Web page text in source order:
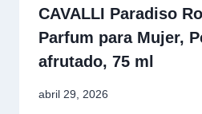
CAVALLI Paradiso
Parfum para Mujer,
afrutado, 75 ml
abril 29, 2026